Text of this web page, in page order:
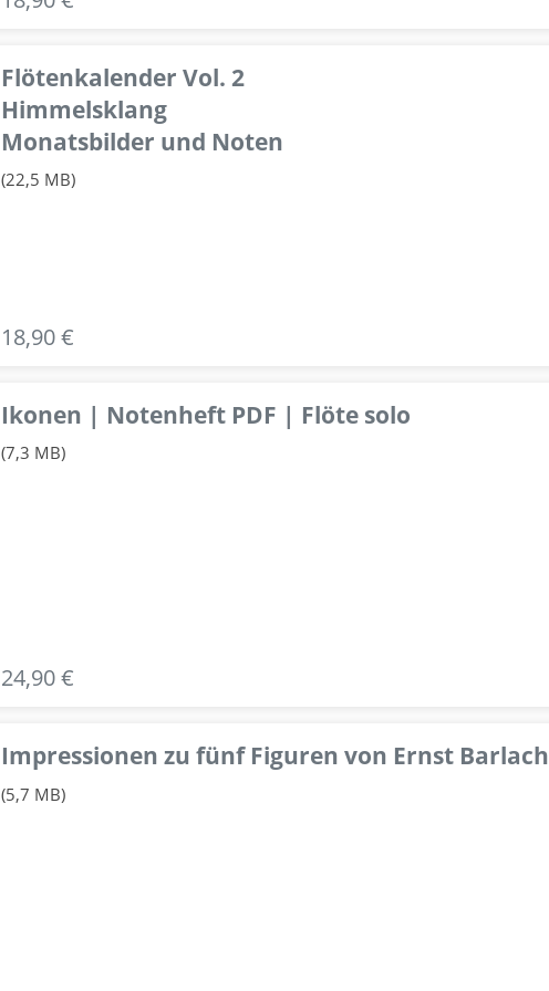
Flötenkalender Vol. 2
Himmelsklang
Monatsbilder und Noten
(22,5 MB)
18,90 €
Ikonen | Notenheft PDF | Flöte solo
(7,3 MB)
24,90 €
Impressionen zu fünf Figuren von Ernst Barlach
(5,7 MB)